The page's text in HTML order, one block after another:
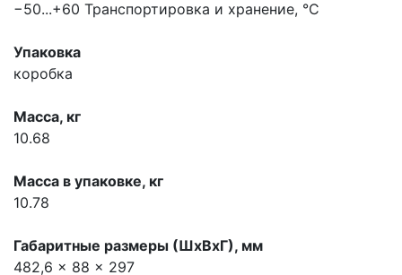
−50...+60 Транспортировка и хранение, °С
Упаковка
коробка
Масса, кг
10.68
Масса в упаковке, кг
10.78
Габаритные размеры (ШхВхГ), мм
482,6 x 88 x 297